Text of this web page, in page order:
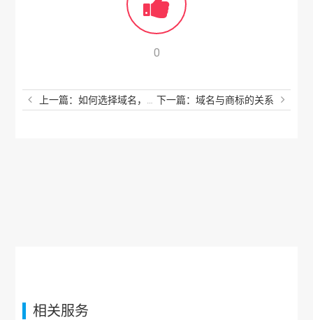
0
上一篇：如何选择域名，用域名保护您的品牌呢？ 下一篇：域名与商标的关系
相关服务